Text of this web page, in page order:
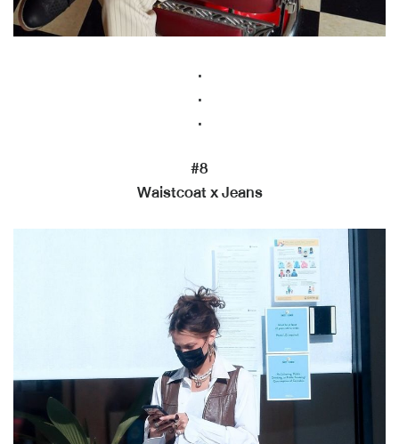
.
.
.
#8
Waistcoat x Jeans